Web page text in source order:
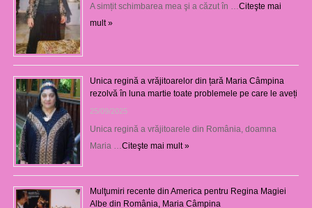
A simțit schimbarea mea şi a căzut în … Citeşte mai
mult »
Unica regină a vrăjitoarelor din țară Maria Câmpina
rezolvă în luna martie toate problemele pe care le aveți
25/09/2025
Unica regină a vrăjitoarele din România, doamna
Maria … Citeşte mai mult »
Mulţumiri recente din America pentru Regina Magiei
Albe din România, Maria Câmpina